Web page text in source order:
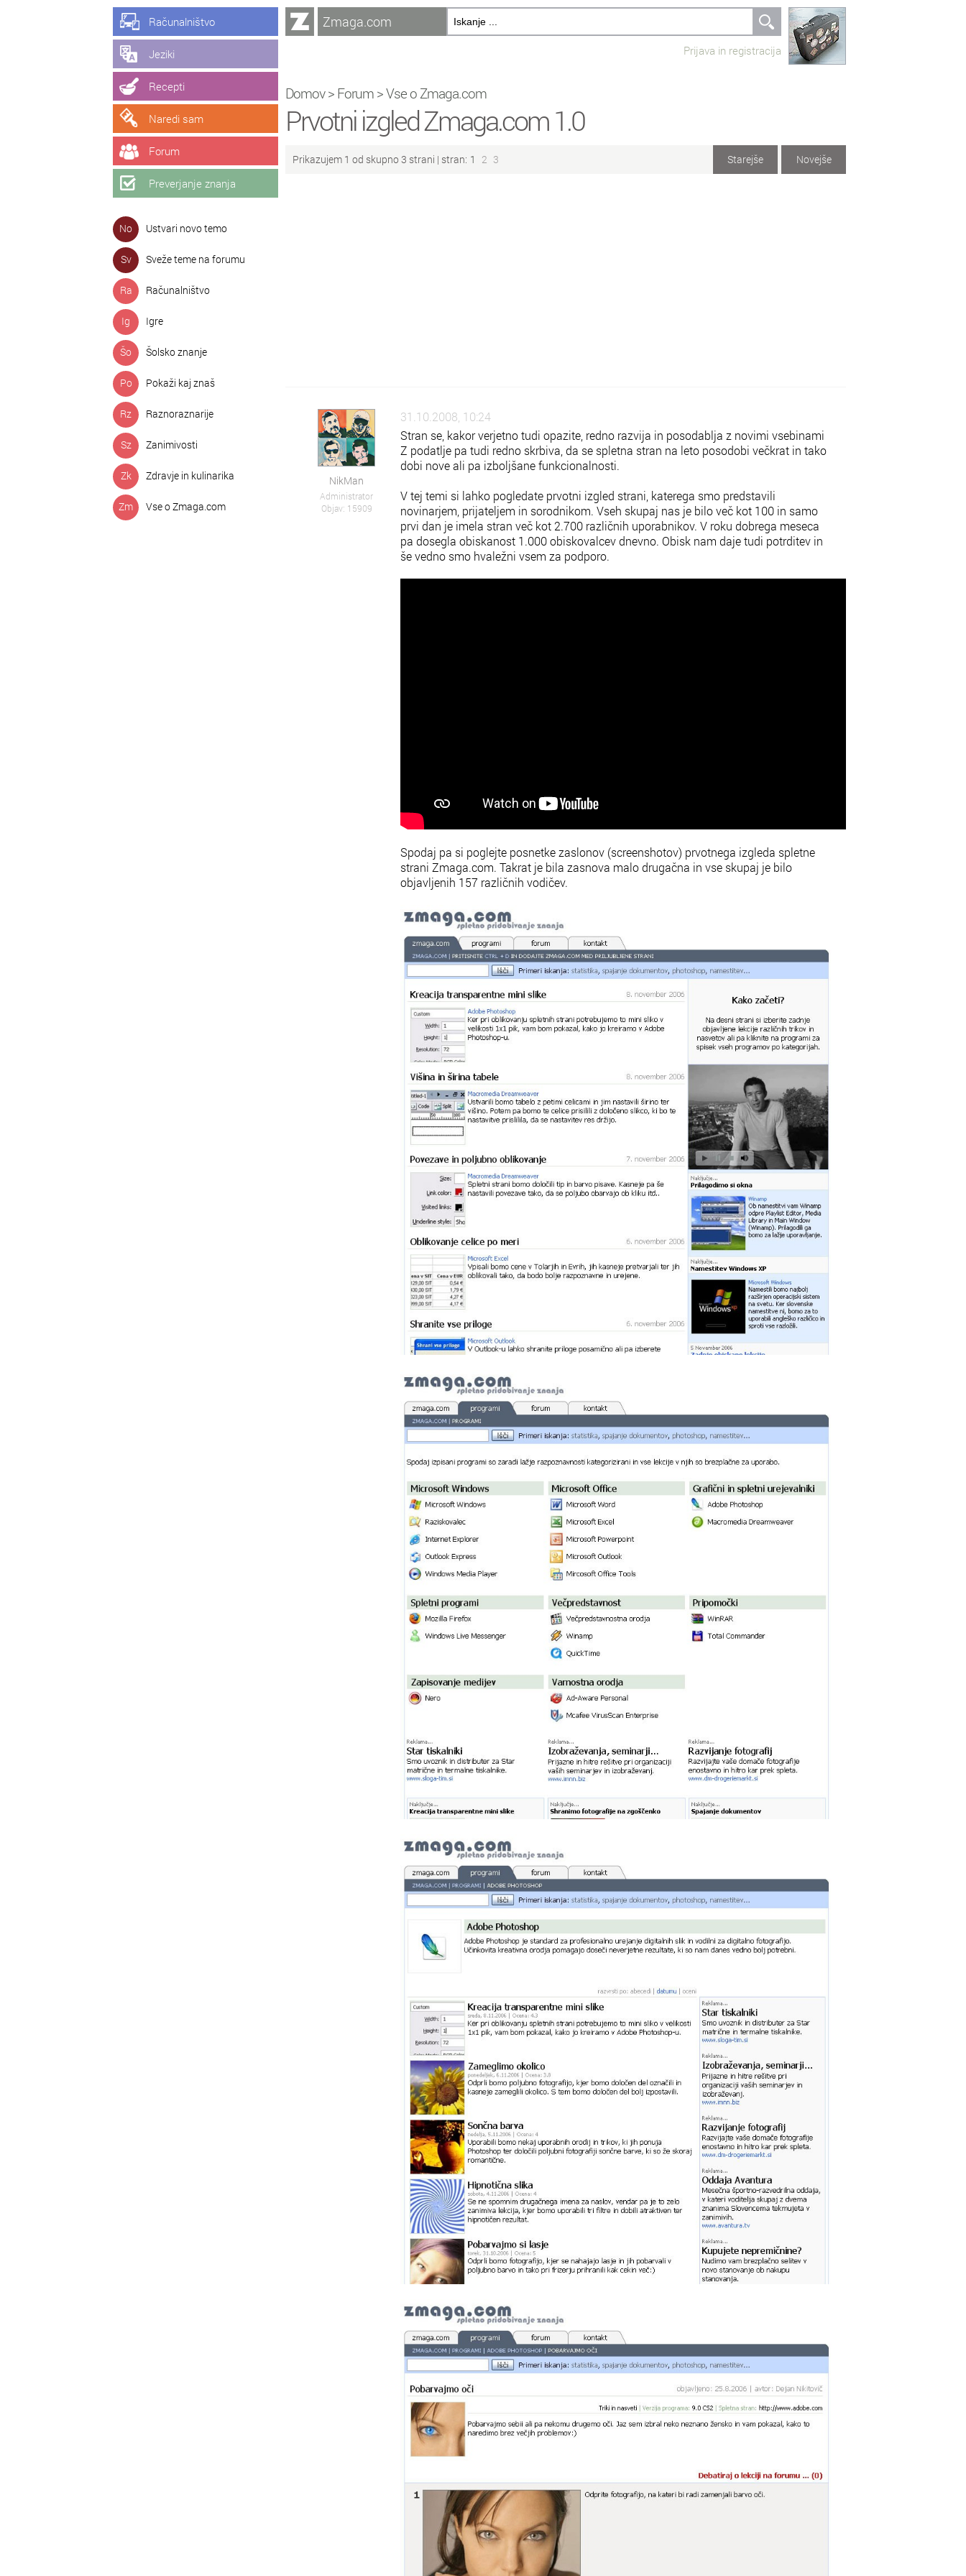
Računalništvo
Jeziki
Recepti
Naredi sam
Forum
Preverjanje znanja
No Ustvari novo temo
Sv Sveže teme na forumu
Ra Računalništvo
Ig Igre
Šo Šolsko znanje
Po Pokaži kaj znaš
Rz Raznoraznarije
Sz Zanimivosti
Zk Zdravje in kulinarika
Zm Vse o Zmaga.com
Zmaga.com
Prijava in registracija
Domov> Forum >Vse o Zmaga.com
Prvotni izgled Zmaga.com 1.0
Prikazujem 1 od skupno 3 strani | stran: 1 2 3 Novejše
Starejše
NikMan
Administrator
Objav: 15909
31.10.2008, 10:24
Stran se, kakor verjetno tudi opazite, redno razvija in posodablja z novimi vsebinami
Z podatlje pa tudi redno skrbiva, da se spletna stran na leto posodobi večkrat in tako
dobi nove ali pa izboljšane funkcionalnosti.
V tej temi si lahko pogledate prvotni izgled strani, katerega smo predstavili
novinarjem, prijateljem in sorodnikom. Vseh skupaj nas je bilo več kot 100 in samo
prvi dan je imela stran več kot 2.700 različnih uporabnikov. V roku dobrega meseca
pa dosegla obiskanost 1.000 obiskovalcev dnevno. Obisk nam daje tudi potrditev in
še vedno smo hvaležni vsem za podporo.
Spodaj pa si poglejte posnetke zaslonov (screenshotov) prvotnega izgleda spletne
strani Zmaga.com. Takrat je bila zasnova malo drugačna in vse skupaj je bilo
objavljenih 157 različnih vodičev.